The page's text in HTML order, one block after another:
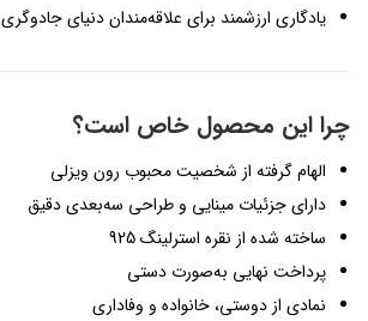
یادگاری ارزشمند برای علاقه‌مندان دنیای جادوگری
چرا این محصول خاص است؟
الهام گرفته از شخصیت محبوب رون ویزلی
دارای جزئیات مینایی و طراحی سه‌بعدی دقیق
ساخته شده از نقره استرلینگ 925
پرداخت نهایی به‌صورت دستی
نمادی از دوستی، خانواده و وفاداری